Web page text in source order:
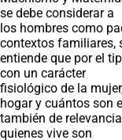
se debe considerar a
los hombres como
contextos familiares,
entiende que por el
con un carácter
fisiológico de la
hogar y cuántos son
también de
quienes vive son